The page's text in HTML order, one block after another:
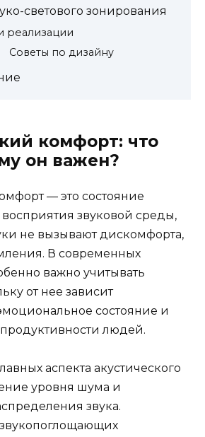
светового зонирования
реализации
Советы по дизайну
комфорт: что
он важен?
— это состояние
звуковой среды,
не вызывают дискомфорта,
В современных
важно учитывать
от нее зависит
состояние и
людей.
аспекта акустического
уровня шума и
звука.